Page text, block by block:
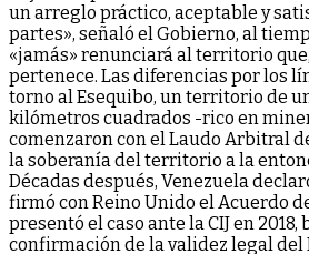
un arreglo práctico, aceptable y
partes», señaló el Gobierno, al
«jamás» renunciará al territorio
pertenece. Las diferencias por los
torno al Esequibo, un territorio de
kilómetros cuadrados -rico en
comenzaron con el Laudo Arbitral
la soberanía del territorio a la
Décadas después, Venezuela
firmó con Reino Unido el Acuerdo
presentó el caso ante la CIJ en 2018,
confirmación de la validez legal del